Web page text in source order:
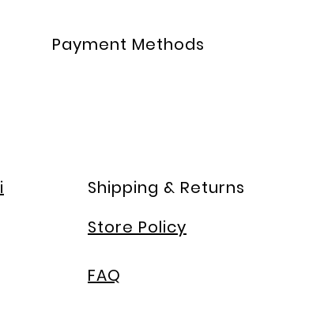
Payment Methods
Shipping & Returns
Store Policy
FAQ